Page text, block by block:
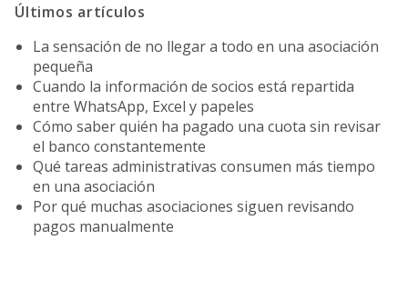
Últimos artículos
La sensación de no llegar a todo en una asociación
pequeña
Cuando la información de socios está repartida
entre WhatsApp, Excel y papeles
Cómo saber quién ha pagado una cuota sin revisar
el banco constantemente
Qué tareas administrativas consumen más tiempo
en una asociación
Por qué muchas asociaciones siguen revisando
pagos manualmente